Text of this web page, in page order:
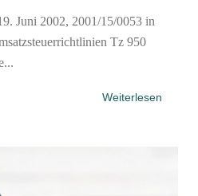
Juni 2002, 2001/15/0053 in
Tz 950
Weiterlesen